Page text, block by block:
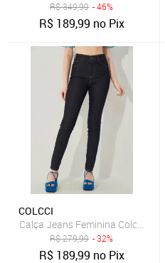
R$349,99 - 46%
R$ 189,99 no Pix
COLCCI
Calça Jeans Feminina Colcci
R$279,99 - 32%
R$ 189,99 no Pix